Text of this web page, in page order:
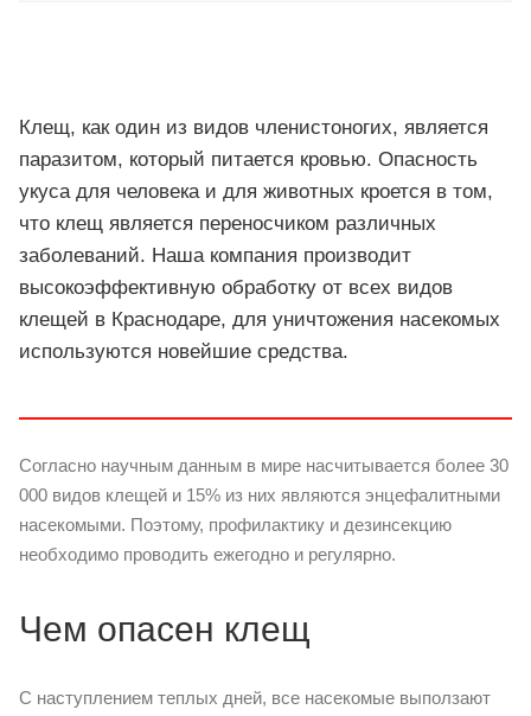
Клещ, как один из видов членистоногих, является
паразитом, который питается кровью. Опасность
укуса для человека и для животных кроется в том,
что клещ является переносчиком различных
заболеваний. Наша компания производит
высокоэффективную обработку от всех видов
клещей в Краснодаре, для уничтожения насекомых
используются новейшие средства.
Согласно научным данным в мире насчитывается более 30
000 видов клещей и 15% из них являются энцефалитными
насекомыми. Поэтому, профилактику и дезинсекцию
необходимо проводить ежегодно и регулярно.
Чем опасен клещ
С наступлением теплых дней, все насекомые выползают